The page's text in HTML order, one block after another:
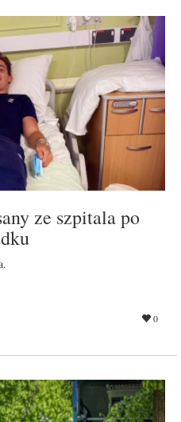
ze szpitala po
0